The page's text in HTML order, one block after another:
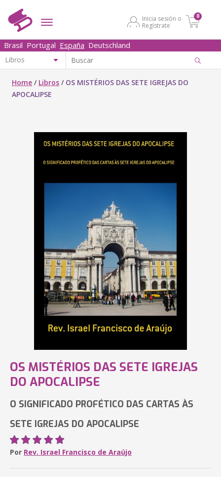
Inicia sesión o
Regístrate
0
Brasil Portugal España Deutschland
Home / Libros / OS MISTÉRIOS DAS SETE IGREJAS DO
APOCALIPSE
OS MISTÉRIOS DAS SETE IGREJAS
DO APOCALIPSE
O SIGNIFICADO PROFÉTICO DAS CARTAS ÀS
SETE IGREJAS DO APOCALIPSE
Por Rev. Israel Francisco de Araújo